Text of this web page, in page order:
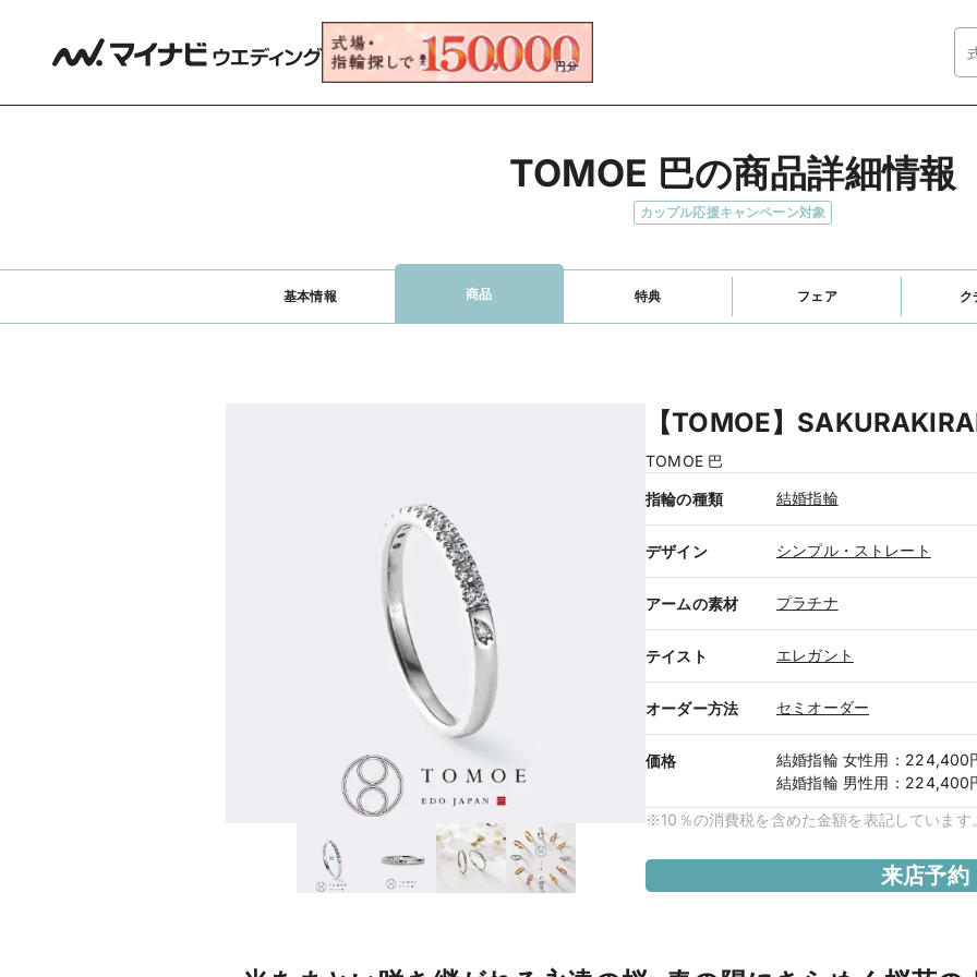
TOMOE 巴の商品詳細情報
カップル応援キャンペーン対象
基本情報 商品 特典 フェア ク
【TOMOE】
TOMOE 巴
指輪の種類 結婚指輪
デザイン シンプル・ストレート
アームの素材 プラチナ
テイスト エレガント
オーダー方法 セミオーダー
価格 結婚指輪 女性用 ： 224,400
結婚指輪 男性用 ： 224,400
※10％の消費税を含めた金額を表記しています。
来店予約